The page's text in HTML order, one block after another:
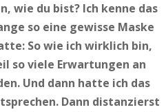
wie du bist? Ich kenne das
so eine gewisse Maske
So wie ich wirklich bin,
so viele Erwartungen an
Und dann hatte ich das
Dann distanzierst